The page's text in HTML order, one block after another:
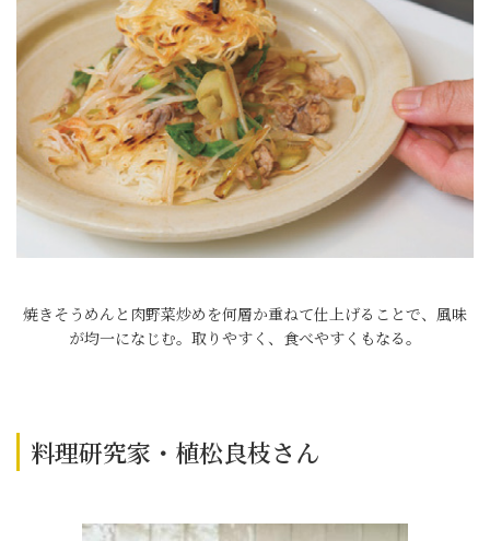
焼きそうめんと肉野菜炒めを何層か重ねて仕上げることで、風味
が均一になじむ。取りやすく、食べやすくもなる。
料理研究家・植松良枝さん